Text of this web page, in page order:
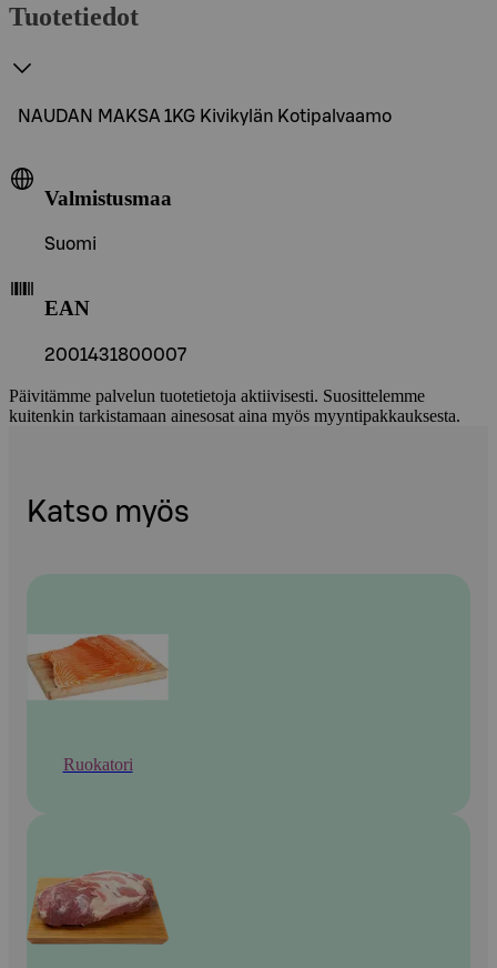
Tuotetiedot
NAUDAN MAKSA 1KG Kivikylän Kotipalvaamo
Valmistusmaa
Suomi
EAN
2001431800007
Päivitämme palvelun tuotetietoja aktiivisesti. Suosittelemme
kuitenkin tarkistamaan ainesosat aina myös myyntipakkauksesta.
Katso myös
Ruokatori